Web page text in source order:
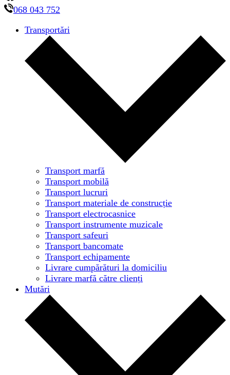
068 043 752
Transportări
Transport marfă
Transport mobilă
Transport lucruri
Transport materiale de construcție
Transport electrocasnice
Transport instrumente muzicale
Transport safeuri
Transport bancomate
Transport echipamente
Livrare cumpărături la domiciliu
Livrare marfă către clienți
Mutări